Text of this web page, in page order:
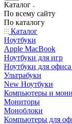
Каталог
По всему сайту
По каталогу
Каталог
Ноутбуки
Apple MacBook
Ноутбуки для игр
Ноутбуки для
Ультрабуки
New Ноутбуки
Компьютеры и
Мониторы
Моноблоки
Компьютеры для